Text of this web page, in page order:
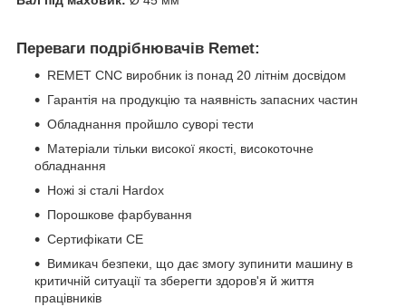
Переваги подрібнювачів Remet:
REMET CNC виробник із понад 20 літнім досвідом
Гарантія на продукцію та наявність запасних частин
Обладнання пройшло суворі тести
Матеріали тільки високої якості, високоточне
обладнання
Ножі зі сталі Hardox
Порошкове фарбування
Сертифікати СЕ
Вимикач безпеки, що дає змогу зупинити машину в
критичній ситуації та зберегти здоров'я й життя
працівників